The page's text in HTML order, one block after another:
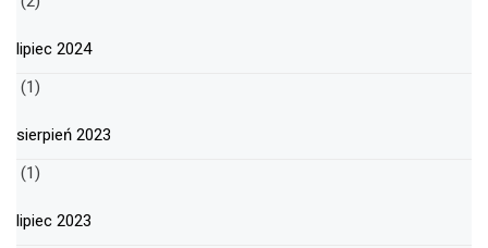
lipiec 2024
(1)
sierpień 2023
(1)
lipiec 2023